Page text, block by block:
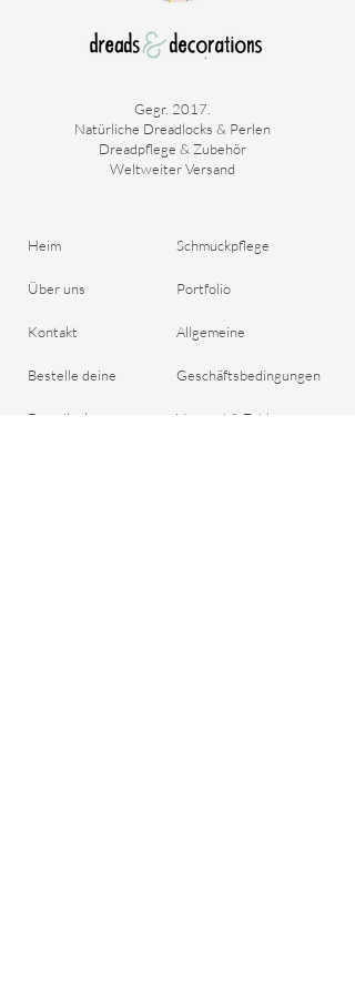
Gegr. 2017.
Natürliche Dreadlocks & Perlen
Dreadpflege & Zubehör
Weltweiter Versand
Heim
Über uns
Kontakt
Bestelle deine
Dreadlocks
Schmuckpflege
Portfolio
Allgemeine
Geschäftsbedingungen
Versand & Zahlung